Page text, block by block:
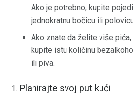
Ako je potrebno, kupite
jednokratnu bočicu ili
Ako znate da želite više
kupite istu količinu
ili piva.
Planirajte svoj put kući